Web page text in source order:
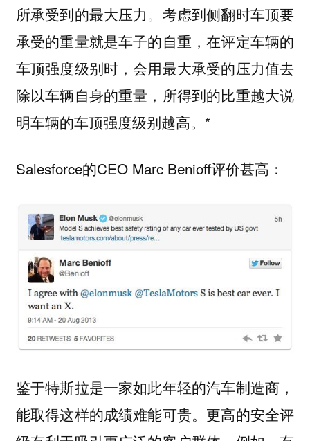
所承受到的最大压力。考虑到侧翻时车顶要
承受的重量就是车子的自重，在评定车辆的
车顶强度级别时，会用最大承受的压力值去
除以车辆自身的重量，所得到的比重越大说
明车辆的车顶强度级别越高。*
Salesforce的CEO Marc Benioff评价甚高：
鉴于特斯拉是一家如此年轻的汽车制造商，
能取得这样的成绩难能可贵。更高的安全评